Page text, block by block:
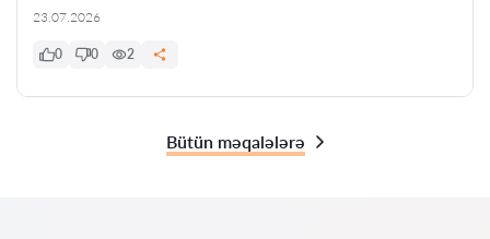
23.07.2026
0 0 2
Bütün məqalələrə